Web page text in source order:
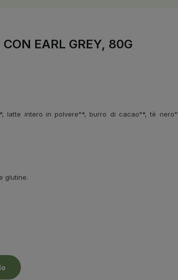
EARL GREY, 80G
latte intero in polvere°*, burro di cacao°*, tè
glutine.